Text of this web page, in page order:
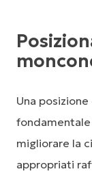
Una
migliorare la
appropriati